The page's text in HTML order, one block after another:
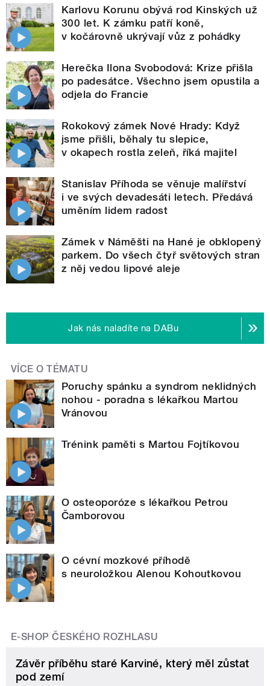
Karlovu Korunu obývá rod Kinských už
300 let. K zámku patří koně,
v kočárovně ukrývají vůz z pohádky
Herečka Ilona Svobodová: Krize přišla
po padesátce. Všechno jsem opustila a
odjela do Francie
Rokokový zámek Nové Hrady: Když
jsme přišli, běhaly tu slepice,
v okapech rostla zeleň, říká majitel
Stanislav Příhoda se věnuje malířství
i ve svých devadesáti letech. Předává
uměním lidem radost
Zámek v Náměšti na Hané je obklopený
parkem. Do všech čtyř světových stran
z něj vedou lipové aleje
Jak nás naladíte na DABu
VÍCE O TÉMATU
Poruchy spánku a syndrom neklidných
nohou - poradna s lékařkou Martou
Vránovou
Trénink paměti s Martou Fojtíkovou
O osteoporóze s lékařkou Petrou
Čamborovou
O cévní mozkové příhodě
s neuroložkou Alenou Kohoutkovou
E-SHOP ČESKÉHO ROZHLASU
Závěr příběhu staré Karviné, který měl zůstat
pod zemí